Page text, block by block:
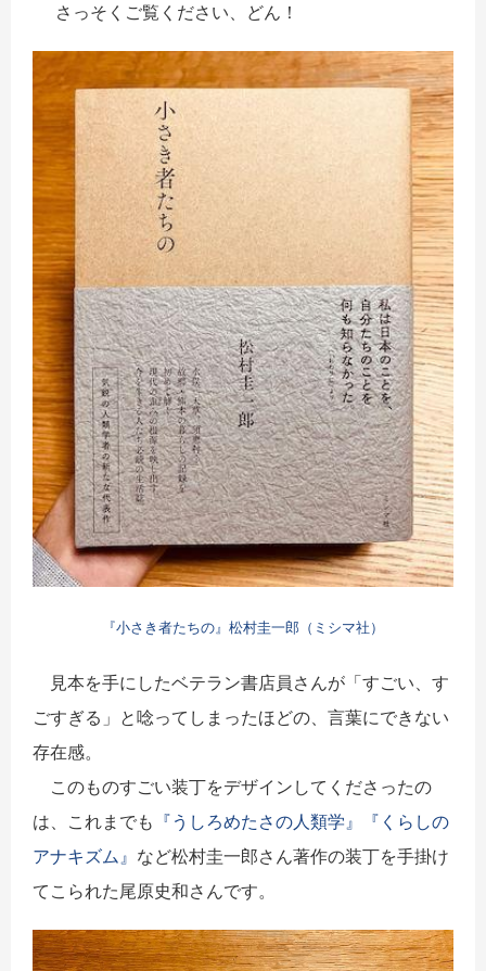
さっそく ご覧ください、どん！
『小さき者たちの』松村圭一郎（ミシマ社）
見本を手にしたベテラン書店員さんが「すごい、す
ごすぎる」と唸ってしまったほどの、言葉にできない
存在感。
このものすごい装丁をデザインしてくださったの
は、これまでも 『うしろめたさの人類学』
『くらしの
アナキズム』 など松村圭一郎さん著作の装丁を手掛け
てこられた尾原史和さんです。